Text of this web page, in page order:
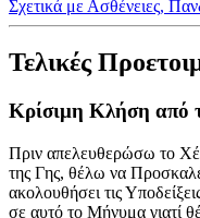
Σχετικά με Ασθένειες,
Τελικές
Κρίσιμη Κλήση από
Πριν απελευθερώσω το
της Γης, θέλω να
ακολουθήσει τις
σε αυτό το Μήνυμα